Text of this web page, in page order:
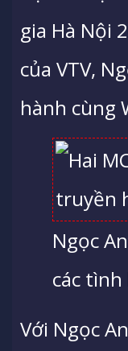
gia Hà Nội
của VTV,
hành cùng
Ngọc
các tình
Với Ngọc